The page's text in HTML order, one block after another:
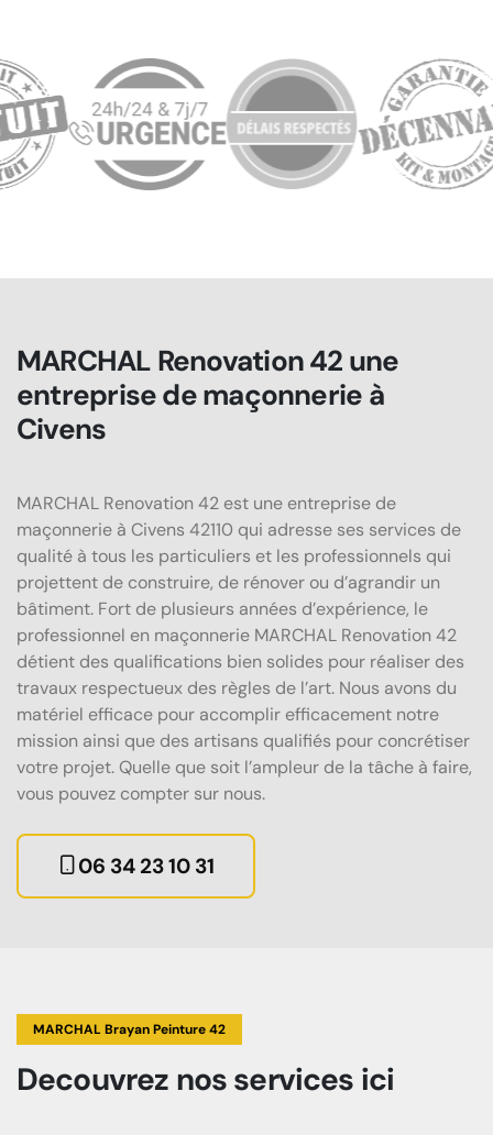
MARCHAL Renovation 42 une
entreprise de maçonnerie à
Civens
MARCHAL Renovation 42 est une entreprise de
maçonnerie à Civens 42110 qui adresse ses services de
qualité à tous les particuliers et les professionnels qui
projettent de construire, de rénover ou d’agrandir un
bâtiment. Fort de plusieurs années d’expérience, le
professionnel en maçonnerie MARCHAL Renovation 42
détient des qualifications bien solides pour réaliser des
travaux respectueux des règles de l’art. Nous avons du
matériel efficace pour accomplir efficacement notre
mission ainsi que des artisans qualifiés pour concrétiser
votre projet. Quelle que soit l’ampleur de la tâche à faire,
vous pouvez compter sur nous.
06 34 23 10 31
MARCHAL Brayan Peinture 42
Decouvrez nos services ici